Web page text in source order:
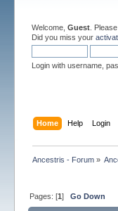
Welcome, Guest. Please
Did you miss your
Login with username,
Home Help Login
Ancestris - Forum»
Pages: [1] Go Down